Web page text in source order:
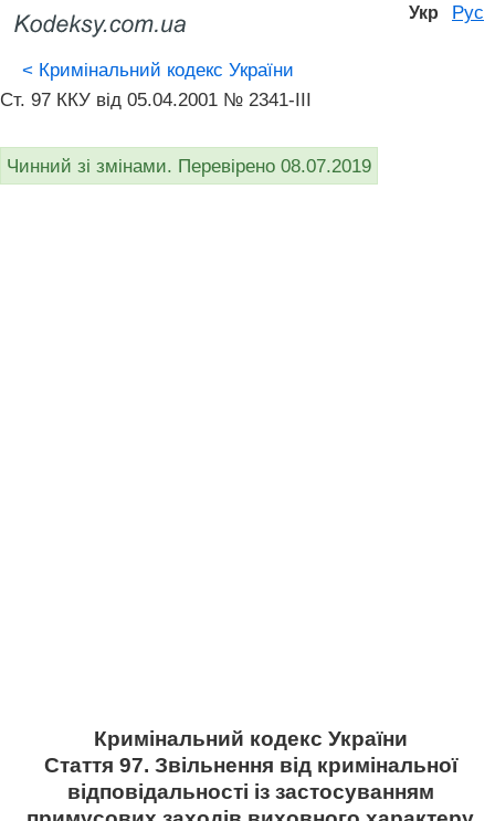
Укр Рус
< Кримінальний кодекс України
Ст. 97 ККУ від 05.04.2001 № 2341-III
Чинний зі змінами. Перевірено 08.07.2019
Кримінальний кодекс України
Стаття 97. Звільнення від кримінальної
відповідальності із застосуванням